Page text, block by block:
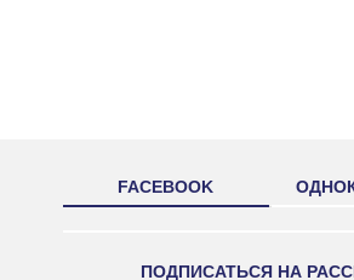
FACEBOOK
ПОДПИСАТЬСЯ НА